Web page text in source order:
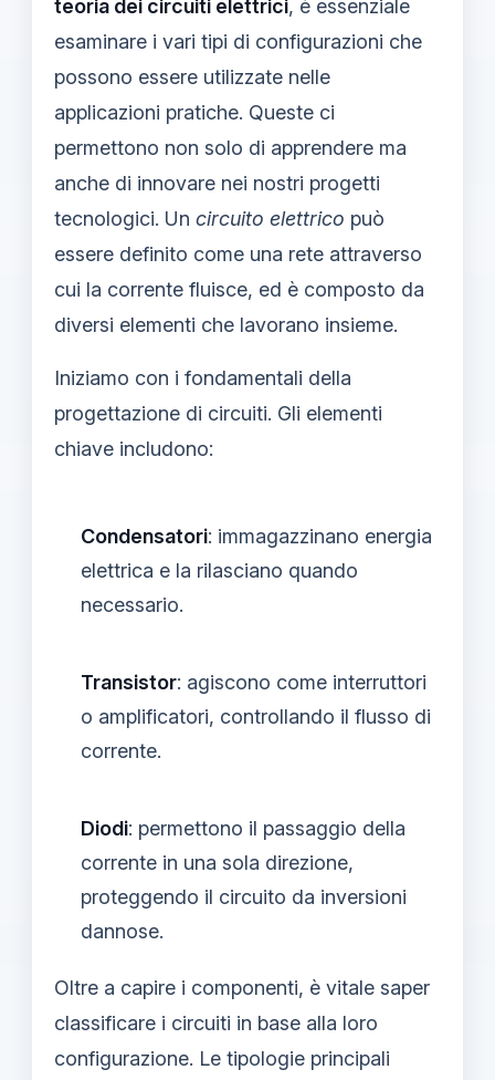
teoria dei circuiti elettrici, è essenziale
esaminare i vari tipi di configurazioni che
possono essere utilizzate nelle
applicazioni pratiche. Queste ci
permettono non solo di apprendere ma
anche di innovare nei nostri progetti
tecnologici. Un circuito elettrico può
essere definito come una rete attraverso
cui la corrente fluisce, ed è composto da
diversi elementi che lavorano insieme.
Iniziamo con i fondamentali della
progettazione di circuiti. Gli elementi
chiave includono:
Condensatori: immagazzinano energia
elettrica e la rilasciano quando
necessario.
Transistor: agiscono come interruttori
o amplificatori, controllando il flusso di
corrente.
Diodi: permettono il passaggio della
corrente in una sola direzione,
proteggendo il circuito da inversioni
dannose.
Oltre a capire i componenti, è vitale saper
classificare i circuiti in base alla loro
configurazione. Le tipologie principali